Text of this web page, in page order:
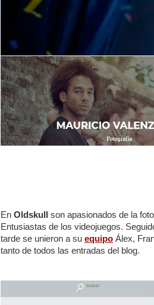
En Oldskull son apasionados de la
Entusiastas de los videojuegos.
tarde se unieron a su equipo Álex,
tanto de todos las entradas del blog.